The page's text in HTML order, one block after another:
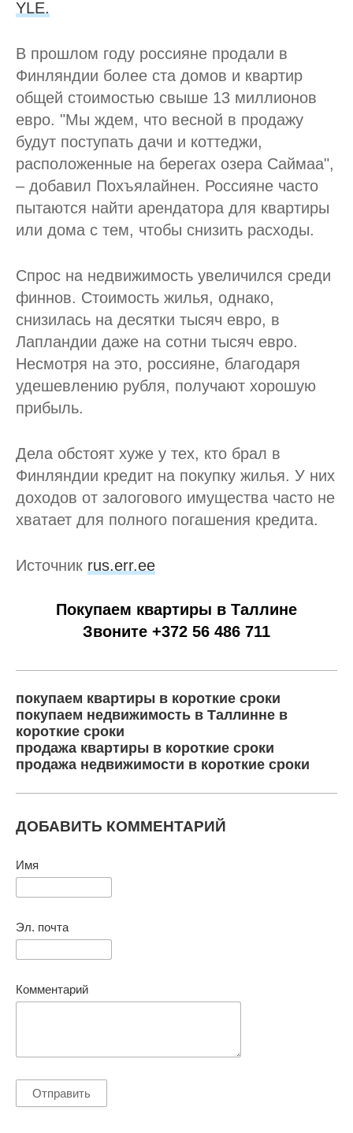
YLE.
В прошлом году россияне продали в
Финляндии более ста домов и квартир
общей стоимостью свыше 13 миллионов
евро. "Мы ждем, что весной в продажу
будут поступать дачи и коттеджи,
расположенные на берегах озера Саймаа",
– добавил Похъялайнен. Россияне часто
пытаются найти арендатора для квартиры
или дома с тем, чтобы снизить расходы.
Спрос на недвижимость увеличился среди
финнов. Стоимость жилья, однако,
снизилась на десятки тысяч евро, в
Лапландии даже на сотни тысяч евро.
Несмотря на это, россияне, благодаря
удешевлению рубля, получают хорошую
прибыль.
Дела обстоят хуже у тех, кто брал в
Финляндии кредит на покупку жилья. У них
доходов от залогового имущества часто не
хватает для полного погашения кредита.
Источник rus.err.ee
Покупаем квартиры в Таллине
Звоните +372 56 486 711
покупаем квартиры в короткие сроки
покупаем недвижимость в Таллинне в
короткие сроки
продажа квартиры в короткие сроки
продажа недвижимости в короткие сроки
ДОБАВИТЬ КОММЕНТАРИЙ
Имя
Эл. почта
Комментарий